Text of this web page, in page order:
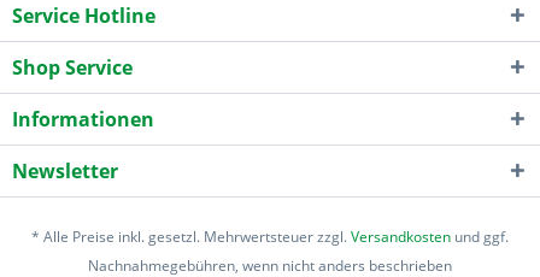
Service Hotline
Shop Service
Informationen
Newsletter
* Alle Preise inkl. gesetzl. Mehrwertsteuer zzgl.Versandkosten und ggf.
Nachnahmegebühren, wenn nicht anders beschrieben